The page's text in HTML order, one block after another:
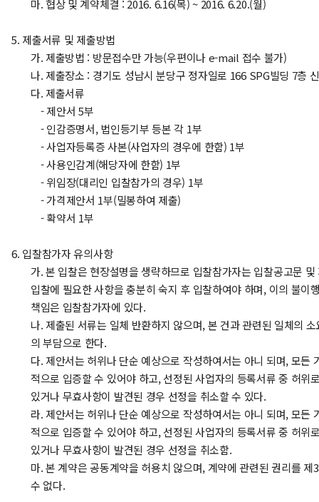
마. 협상 및 계약체결 : 2016. 6.16(목) ~ 2016. 6.20.(월)
5. 제출서류 및 제출방법
가. 제출방법 : 방문접수만 가능(우편이나 e-mail 접수 불가)
나. 제출장소 : 경기도 성남시 분당구 정자일로 166 SPG빌딩 7층
다. 제출서류
- 제안서 5부
- 인감증명서, 법인등기부 등본 각 1부
- 사업자등록증 사본(사업자의 경우에 한함) 1부
- 사용인감계(해당자에 한함) 1부
- 위임장(대리인 입찰참가의 경우) 1부
- 가격제안서 1부(밀봉하여 제출)
- 확약서 1부
6. 입찰참가자 유의사항
가. 본 입찰은 현장설명을 생략하므로 입찰참가자는 입찰공고문 및
입찰에 필요한 사항을 충분히 숙지 후 입찰하여야 하며, 이의 불이
책임은 입찰참가자에 있다.
나. 제출된 서류는 일체 반환하지 않으며, 본 건과 관련된 일체의
의 부담으로 한다.
다. 제안서는 허위나 단순 예상으로 작성하여서는 아니 되며, 모든
적으로 입증할 수 있어야 하고, 선정된 사업자의 등록서류 중 허위
있거나 무효사항이 발견된 경우 선정을 취소할 수 있다.
라. 제안서는 허위나 단순 예상으로 작성하여서는 아니 되며, 모든
적으로 입증할 수 있어야 하고, 선정된 사업자의 등록서류 중 허위
있거나 무효사항이 발견된 경우 선정을 취소함.
마. 본 계약은 공동계약을 허용치 않으며, 계약에 관련된 권리를 제
수 없다.